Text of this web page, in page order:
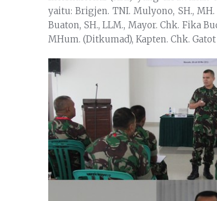
yaitu: Brigjen. TNI. Mulyono, SH.,
Buaton, SH., LLM., Mayor. Chk. Fika
MHum. (Ditkumad), Kapten. Chk.